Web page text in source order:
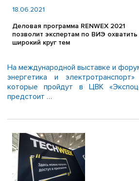
18.06.2021
Деловая программа RENWEX 2021
позволит экспертам по ВИЭ охватить
широкий круг тем
На международной выставке и
энергетика и
которые пройдут в ЦВК
предстоит …